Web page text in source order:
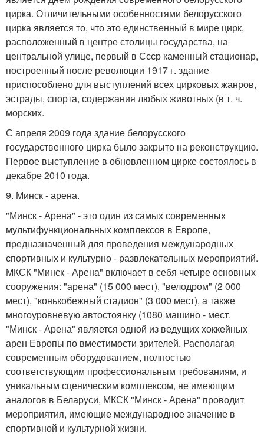
цирка. Отличительными особенностями белорусского
цирка является то, что это единственный в мире цирк,
расположенный в центре столицы государства, на
центральной улице, первый в Ссср каменный стационар,
построенный после революции 1917 г. здание
приспособлено для выступлений всех цирковых жанров,
эстрады, спорта, содержания любых животных (в т. ч.
морских.
С апреля 2009 года здание белорусского
государственного цирка было закрыто на реконструкцию.
Первое выступление в обновленном цирке состоялось в
декабре 2010 года.
9. Минск - арена.
"Минск - Арена" - это один из самых современных
мультифункциональных комплексов в Европе,
предназначенный для проведения международных
спортивных и культурно - развлекательных мероприятий.
МКСК "Минск - Арена" включает в себя четыре основных
сооружения: "арена" (15 000 мест), "велодром" (2 000
мест), "конькобежный стадион" (3 000 мест), а также
многоуровневую автостоянку (1080 машино - мест.
"Минск - Арена" является одной из ведущих хоккейных
арен Европы по вместимости зрителей. Располагая
современным оборудованием, полностью
соответствующим профессиональным требованиям, и
уникальным сценическим комплексом, не имеющим
аналогов в Беларуси, МКСК "Минск - Арена" проводит
мероприятия, имеющие международное значение в
спортивной и культурной жизни.